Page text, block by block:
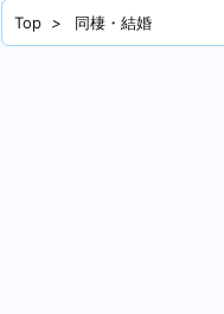
Top > 同棲・結婚